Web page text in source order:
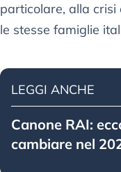
particolare, alla
le stesse famiglie
LEGGI ANCHE
Canone RAI:
cambiare nel